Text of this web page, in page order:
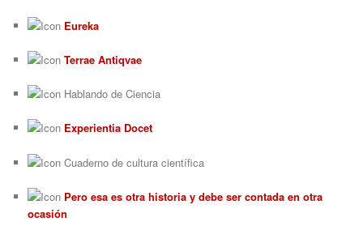
Eureka
Terrae Antiqvae
Hablando de Ciencia
Experientia Docet
Cuaderno de cultura científica
Pero esa es otra historia y debe ser contada en otra
ocasión